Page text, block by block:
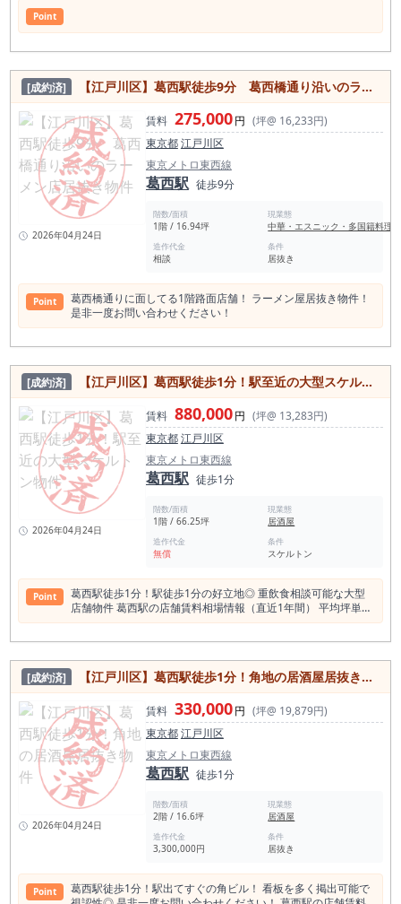
Point
[成約済] 【江戸川区】葛西駅徒歩9分 葛西橋通り沿いのラーメン店居抜き物件
2026年04月24日
賃料 275,000円 (坪@ 16,233円)
東京都江戸川区
東京メトロ東西線
葛西駅 徒歩9分
階数/面積
1階 / 16.94坪
現業態
中華・エスニック・多国籍料理
造作代金
相談
条件
居抜き
Point
葛西橋通りに面してる1階路面店舗！ ラーメン屋居抜き物件！
是非一度お問い合わせください！
[成約済] 【江戸川区】葛西駅徒歩1分！駅至近の大型スケルトン物件
2026年04月24日
賃料 880,000円 (坪@ 13,283円)
東京都江戸川区
東京メトロ東西線
葛西駅 徒歩1分
階数/面積
1階 / 66.25坪
現業態
居酒屋
造作代金
無償
条件
スケルトン
Point
葛西駅徒歩1分！駅徒歩1分の好立地◎ 重飲食相談可能な大型
店舗物件 葛西駅の店舗賃料相場情報（直近1年間） 平均坪単価
15,264円 最も高い坪単価 23,319円 最低坪単価 7,692円
2022年 15,847円 2021年 14,560円 ＜葛西駅飲食店数 376件
＞（食べログ調べ） 居酒屋 114店 和食 104店 洋食・
西洋料理 42店 中華料理 28店 バー 27店 カフェ
24店 ラーメン店 24店 焼肉ホルモン 22店 アジアエスニック 18
店 スイーツ店 17店 パン・サンドイッチ 12店 カレー 11店 パ
ン・サンドイッチ 10店 ＜葛西駅周辺スポット情報＞
ROCKLANDS（ロックランズ） 長島一号公園 滝野公園 仲町公
園 正應寺 地下鉄博物館 葛西東公園 新田公園 江戸川区葛西ラグ
ビースポーツパーク 南葛西少年野球広場 フラワーガーデン 総
合レクリエーション公園 新左近川親水公園 江戸川区自然動物
園 なぎさ公園 葛西臨海水族園 ダイヤと花の大観覧車 葛西臨海
公園発着場 臨海球技場野球場 ロッテ葛西ゴルフ ＜葛西駅1日
平均乗降客数＞ 東京メトロ東西線葛西駅 95,955人（2023年
[成約済] 【江戸川区】葛西駅徒歩1分！角地の居酒屋居抜き物件
2026年04月24日
賃料 330,000円 (坪@ 19,879円)
東京都江戸川区
東京メトロ東西線
葛西駅 徒歩1分
階数/面積
2階 / 16.6坪
現業態
居酒屋
造作代金
3,300,000円
条件
居抜き
Point
葛西駅徒歩1分！駅出てすぐの角ビル！ 看板を多く掲出可能で